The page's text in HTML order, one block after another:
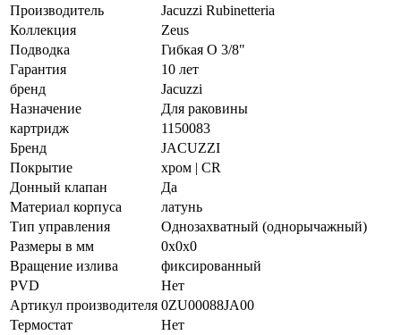
Производитель
Jacuzzi Rubinetteria
Коллекция
Zeus
Подводка
Гибкая O 3/8"
Гарантия
10 лет
бренд
Jacuzzi
Назначение
Для раковины
картридж
1150083
Бренд
JACUZZI
Покрытие
хром | CR
Донный клапан
Да
Материал корпуса
латунь
Тип управления
Однозахватный (однорычажный)
Размеры в мм
0x0x0
Вращение излива
фиксированный
PVD
Нет
Артикул производителя 0ZU00088JA00
Термостат
Нет